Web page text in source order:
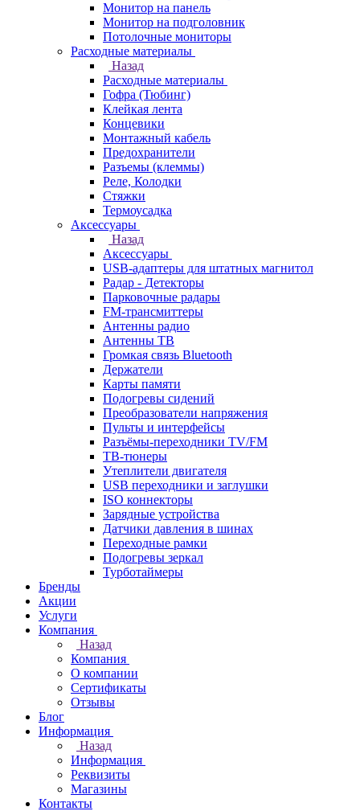
Монитор на панель
Монитор на подголовник
Потолочные мониторы
Расходные материалы
Назад
Расходные материалы
Гофра (Тюбинг)
Клейкая лента
Концевики
Монтажный кабель
Предохранители
Разъемы (клеммы)
Реле, Колодки
Стяжки
Термоусадка
Аксессуары
Назад
Аксессуары
USB-адаптеры для штатных магнитол
Радар - Детекторы
Парковочные радары
FM-трансмиттеры
Антенны радио
Антенны ТВ
Громкая связь Bluetooth
Держатели
Карты памяти
Подогревы сидений
Преобразователи напряжения
Пульты и интерфейсы
Разъёмы-переходники TV/FM
ТВ-тюнеры
Утеплители двигателя
USB переходники и заглушки
ISO коннекторы
Зарядные устройства
Датчики давления в шинах
Переходные рамки
Подогревы зеркал
Турботаймеры
Бренды
Акции
Услуги
Компания
Назад
Компания
О компании
Сертификаты
Отзывы
Блог
Информация
Назад
Информация
Реквизиты
Магазины
Контакты